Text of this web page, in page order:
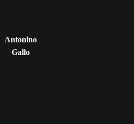
Antonino
Gallo